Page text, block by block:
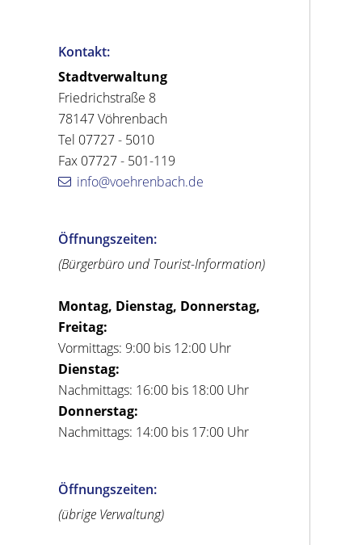
Kontakt:
Stadtverwaltung
Friedrichstraße 8
78147 Vöhrenbach
Tel 07727 - 5010
Fax 07727 - 501-119
info@voehrenbach.de
Öffnungszeiten:
(Bürgerbüro und Tourist-Information)
Montag, Dienstag, Donnerstag,
Freitag:
Vormittags: 9:00 bis 12:00 Uhr
Dienstag:
Nachmittags: 16:00 bis 18:00 Uhr
Donnerstag:
Nachmittags: 14:00 bis 17:00 Uhr
Öffnungszeiten:
(übrige Verwaltung)